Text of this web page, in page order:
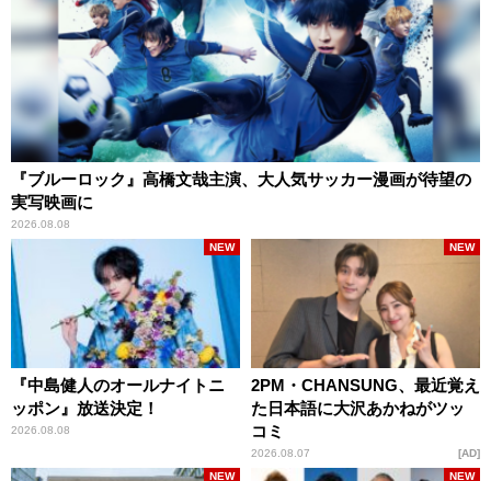
『ブルーロック』高橋文哉主演、大人気サッカー漫画が待望の
実写映画に
2026.08.08
『中島健人のオールナイトニ
ッポン』放送決定！
2026.08.08
NEW
2PM・CHANSUNG、最近覚え
た日本語に大沢あかねがツッ
コミ
2026.08.07
NEW
AD
NEW
NEW